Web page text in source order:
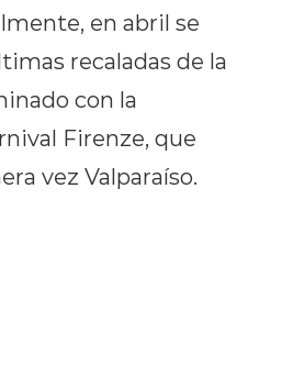
en abril se
recaladas de la
con la
Firenze, que
vez Valparaíso.